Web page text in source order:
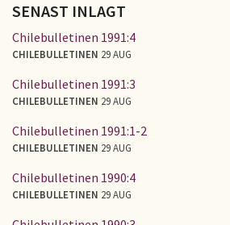
SENAST INLAGT
Chilebulletinen 1991:4
CHILEBULLETINEN 29 AUG
Chilebulletinen 1991:3
CHILEBULLETINEN 29 AUG
Chilebulletinen 1991:1-2
CHILEBULLETINEN 29 AUG
Chilebulletinen 1990:4
CHILEBULLETINEN 29 AUG